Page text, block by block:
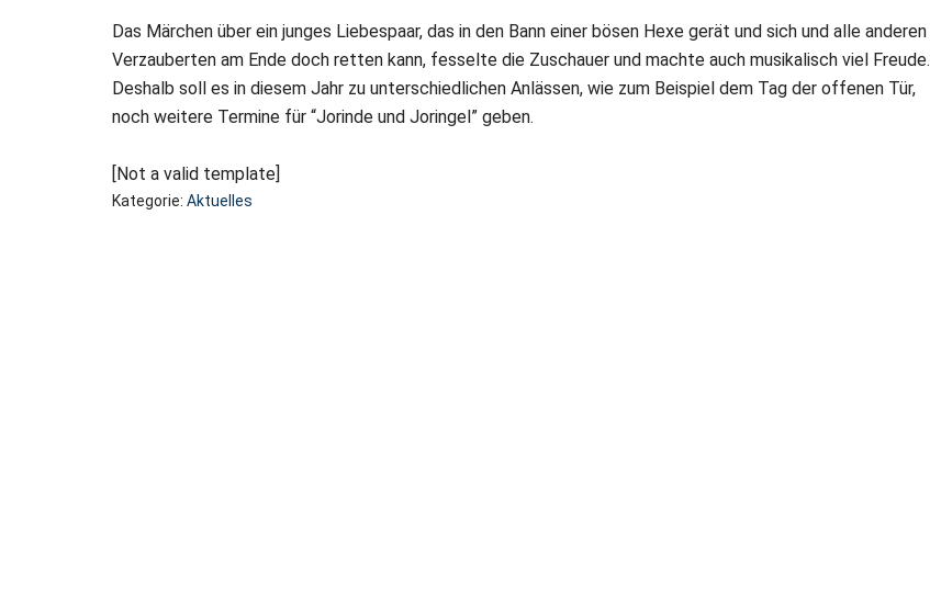
Das Märchen über ein junges Liebespaar, das in den Bann einer bösen Hexe gerät und sich und alle anderen
Verzauberten am Ende doch retten kann, fesselte die Zuschauer und machte auch musikalisch viel Freude.
Deshalb soll es in diesem Jahr zu unterschiedlichen Anlässen, wie zum Beispiel dem Tag der offenen Tür,
noch weitere Termine für “Jorinde und Joringel” geben.
[Not a valid template]
Kategorie: Aktuelles